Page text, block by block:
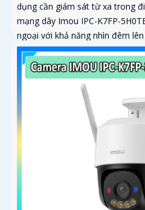
dụng cần giám sát từ xa trong
mạng dây Imou IPC-K7FP-
ngoại với khả năng nhìn đêm